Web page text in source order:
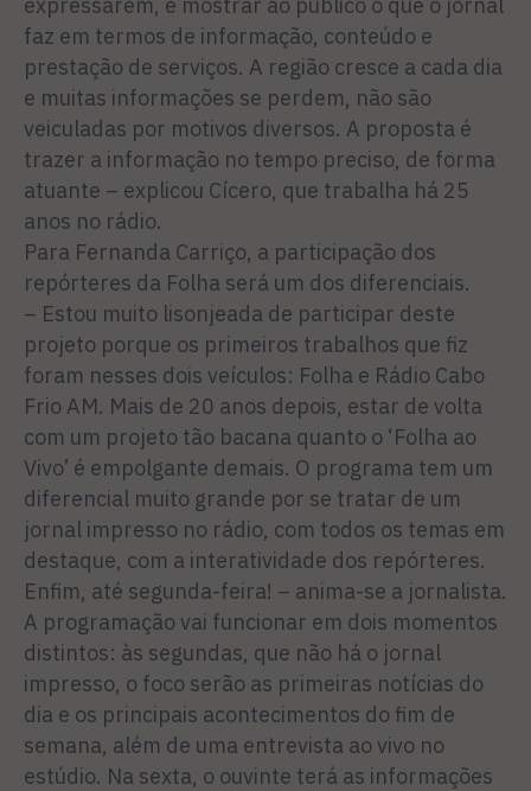
faz em termos de informação, conteúdo e
prestação de serviços. A região cresce a cada dia
e muitas informações se perdem, não são
veiculadas por motivos diversos. A proposta é
trazer a informação no tempo preciso, de forma
atuante – explicou Cícero, que trabalha há 25
anos no rádio.
Para Fernanda Carriço, a participação dos
repórteres da Folha será um dos diferenciais.
– Estou muito lisonjeada de participar deste
projeto porque os primeiros trabalhos que fiz
foram nesses dois veículos: Folha e Rádio Cabo
Frio AM. Mais de 20 anos depois, estar de volta
com um projeto tão bacana quanto o ‘Folha ao
Vivo’ é empolgante demais. O programa tem um
diferencial muito grande por se tratar de um
jornal impresso no rádio, com todos os temas em
destaque, com a interatividade dos repórteres.
Enfim, até segunda-feira! – anima-se a jornalista.
A programação vai funcionar em dois momentos
distintos: às segundas, que não há o jornal
impresso, o foco serão as primeiras notícias do
dia e os principais acontecimentos do fim de
semana, além de uma entrevista ao vivo no
estúdio. Na sexta, o ouvinte terá as informações